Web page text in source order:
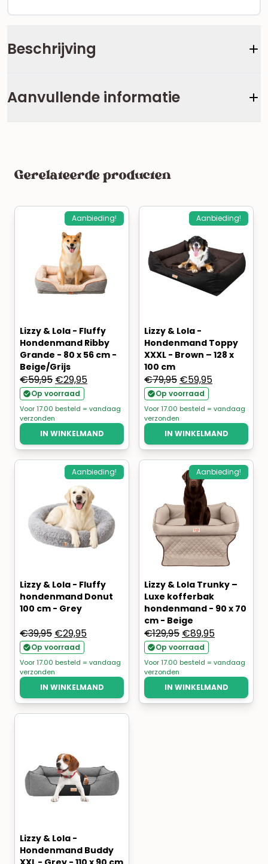
Beschrijving
Aanvullende informatie
Gerelateerde producten
Aanbieding!
Lizzy & Lola - Fluffy
Hondenmand Ribby
Grande - 80 x 56 cm -
Beige/Grijs
€59,95 Oorspronkelijke
prijs
was:
€59,95.
€29,95Huidige
is:
€29,95.
Op voorraad
Voor 17.00 besteld = vandaag
verzonden
IN WINKELMAND
Aanbieding!
Lizzy & Lola -
Hondenmand Toppy
XXXL - Brown – 128 x
100 cm
€79,95 Oorspronkelijke
prijs
was:
€79,95.
€59,95Huidige
is:
€59,95.
Op voorraad
Voor 17.00 besteld = vandaag
verzonden
IN WINKELMAND
Aanbieding!
Lizzy & Lola - Fluffy
hondenmand Donut
100 cm - Grey
€39,95 Oorspronkelijke
prijs
was:
€39,95.
€29,95Huidige
is:
€29,95.
Op voorraad
Voor 17.00 besteld = vandaag
verzonden
IN WINKELMAND
Aanbieding!
Lizzy & Lola Trunky –
Luxe kofferbak
hondenmand - 90 x 70
cm - Beige
€129,95 Oorspronkelijke
prijs
was:
€129,95.
€89,95Huidige
is:
€89,95.
Op voorraad
Voor 17.00 besteld = vandaag
verzonden
IN WINKELMAND
Lizzy & Lola -
Hondenmand Buddy